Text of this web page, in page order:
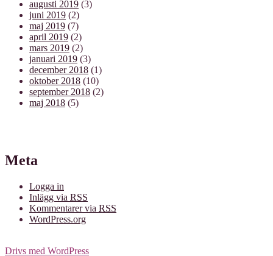
augusti 2019 (3)
juni 2019 (2)
maj 2019 (7)
april 2019 (2)
mars 2019 (2)
januari 2019 (3)
december 2018 (1)
oktober 2018 (10)
september 2018 (2)
maj 2018 (5)
Meta
Logga in
Inlägg via RSS
Kommentarer via RSS
WordPress.org
Drivs med WordPress